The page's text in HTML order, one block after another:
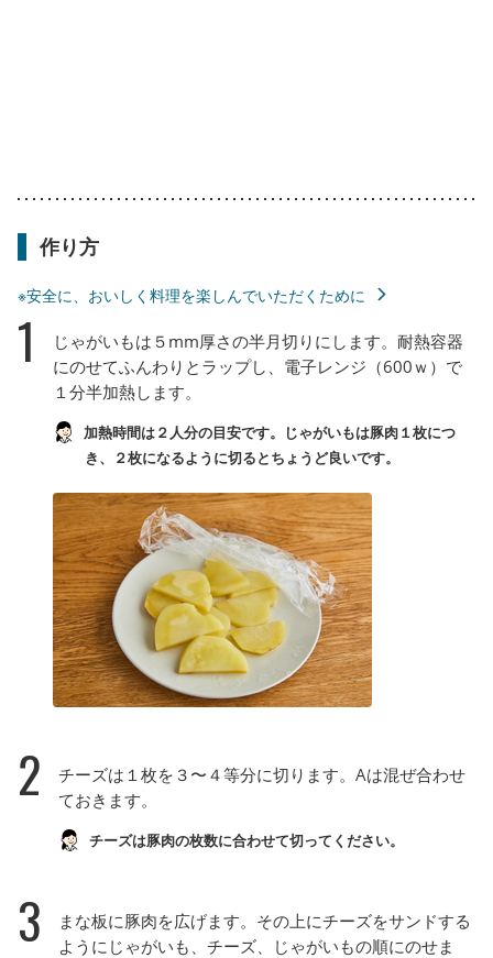
作り方
※安全に、おいしく料理を楽しんでいただくために
1
じゃがいもは５mm厚さの半月切りにします。耐熱容器
にのせてふんわりとラップし、電子レンジ（600ｗ）で
１分半加熱します。
加熱時間は２人分の目安です。じゃがいもは豚肉１枚につ
き、２枚になるように切るとちょうど良いです。
2
チーズは１枚を３〜４等分に切ります。Aは混ぜ合わせ
ておきます。
チーズは豚肉の枚数に合わせて切ってください。
3
まな板に豚肉を広げます。その上にチーズをサンドする
ようにじゃがいも、チーズ、じゃがいもの順にのせま